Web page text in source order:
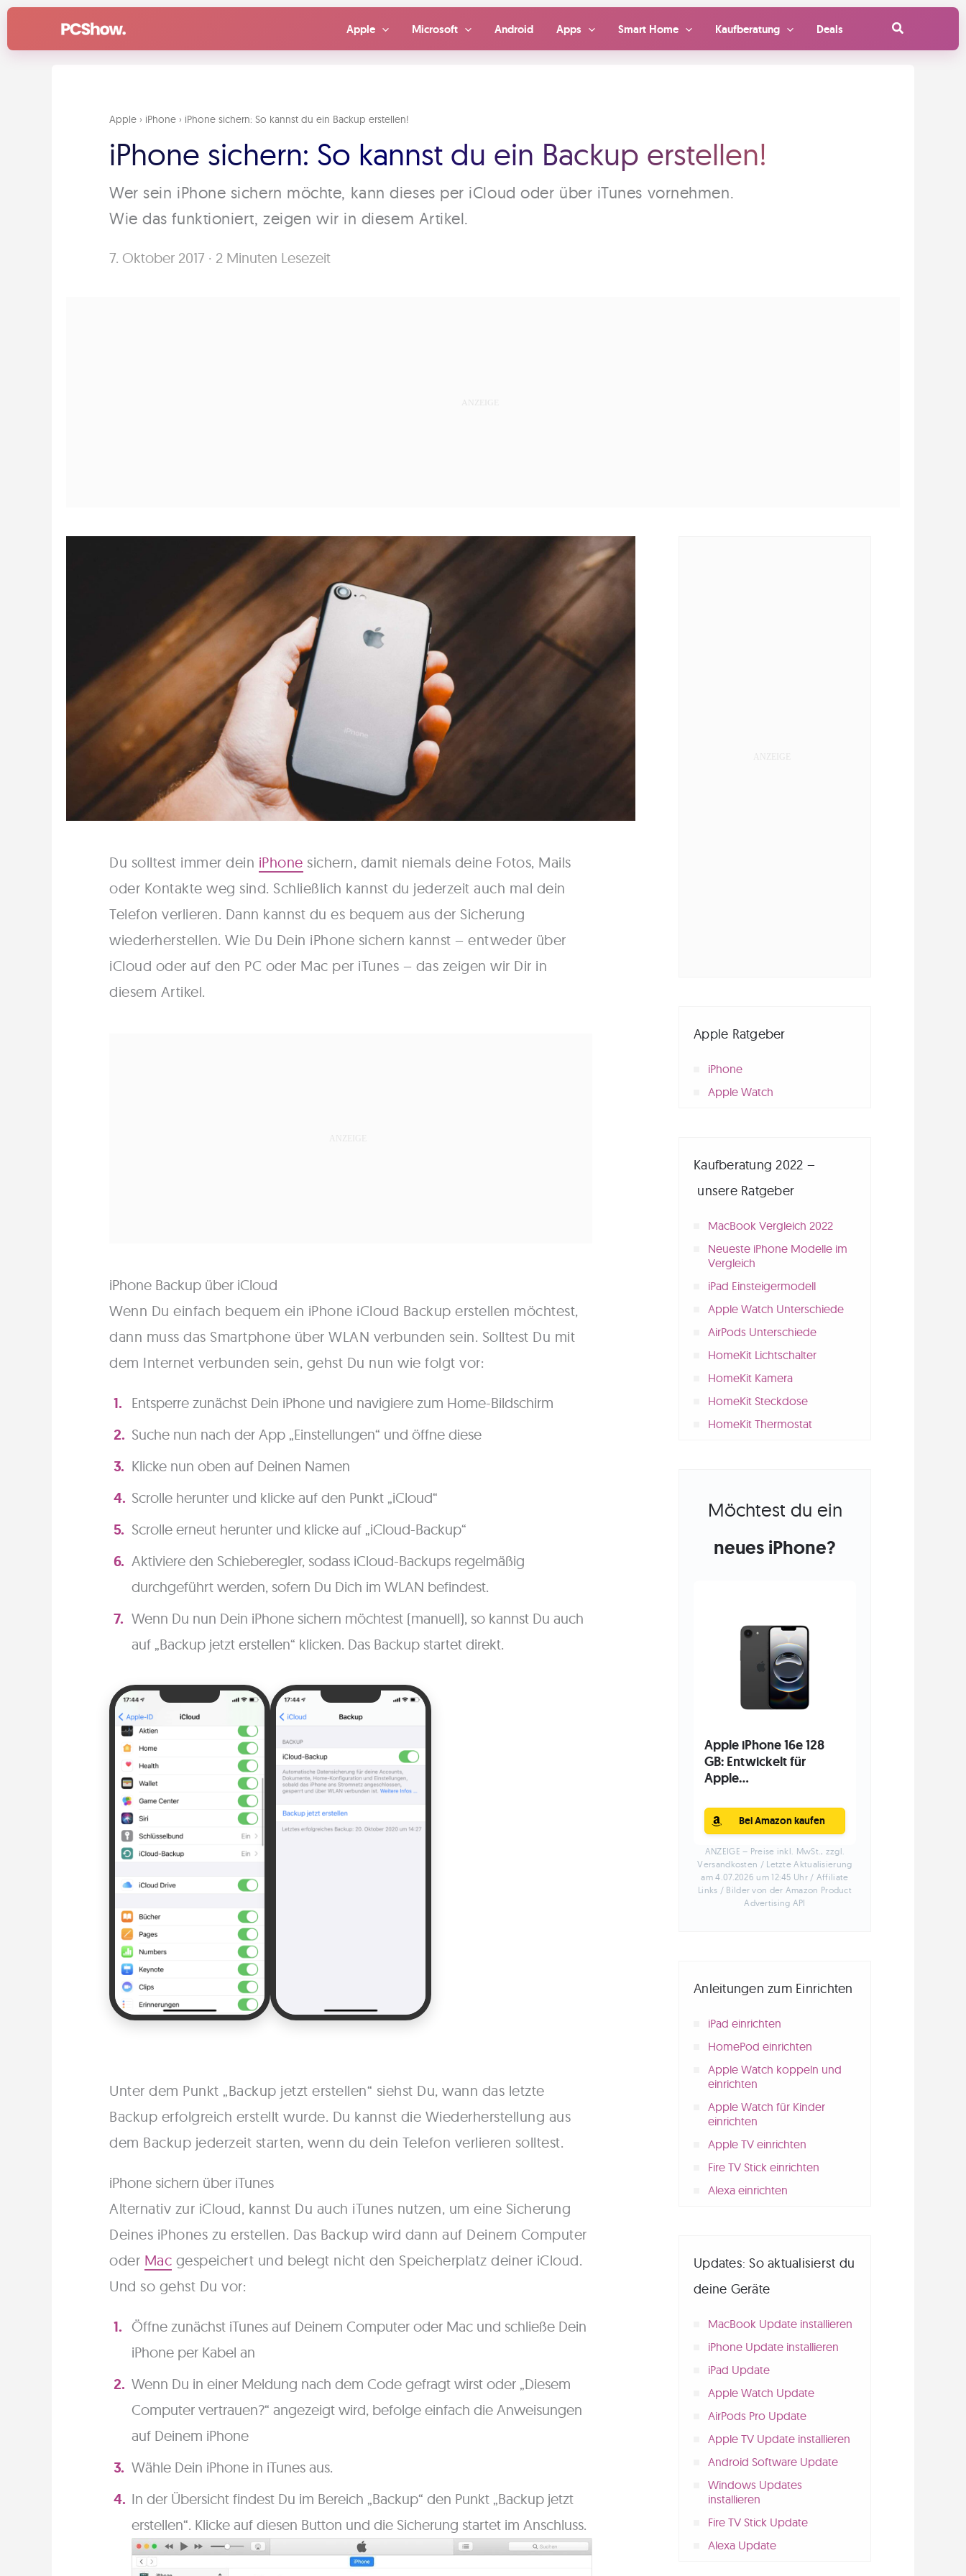
Inhalt
Apple Microsoft Android Apps Smart Home Kaufberatung Deals Suchen
Apple › iPhone › iPhone sichern: So kannst du ein Backup erstellen!
iPhone sichern: So kannst du ein Backup erstellen!
Wer sein iPhone sichern möchte, kann dieses per iCloud oder über iTunes vornehmen.
Wie das funktioniert, zeigen wir in diesem Artikel.
7. Oktober 2017 · 2 Minuten Lesezeit
Du solltest immer dein iPhone sichern, damit niemals deine Fotos, Mails
oder Kontakte weg sind. Schließlich kannst du jederzeit auch mal dein
Telefon verlieren. Dann kannst du es bequem aus der Sicherung
wiederherstellen. Wie Du Dein iPhone sichern kannst – entweder über
iCloud oder auf den PC oder Mac per iTunes – das zeigen wir Dir in
diesem Artikel.
iPhone Backup über iCloud
Wenn Du einfach bequem ein iPhone iCloud Backup erstellen möchtest,
dann muss das Smartphone über WLAN verbunden sein. Solltest Du mit
dem Internet verbunden sein, gehst Du nun wie folgt vor:
Entsperre zunächst Dein iPhone und navigiere zum Home-Bildschirm
Suche nun nach der App „Einstellungen“ und öffne diese
Klicke nun oben auf Deinen Namen
Scrolle herunter und klicke auf den Punkt „iCloud“
Scrolle erneut herunter und klicke auf „iCloud-Backup“
Aktiviere den Schieberegler, sodass iCloud-Backups regelmäßig
durchgeführt werden, sofern Du Dich im WLAN befindest.
Wenn Du nun Dein iPhone sichern möchtest (manuell), so kannst Du auch
auf „Backup jetzt erstellen“ klicken. Das Backup startet direkt.
Unter dem Punkt „Backup jetzt erstellen“ siehst Du, wann das letzte
Backup erfolgreich erstellt wurde. Du kannst die Wiederherstellung aus
dem Backup jederzeit starten, wenn du dein Telefon verlieren solltest.
iPhone sichern über iTunes
Alternativ zur iCloud, kannst Du auch iTunes nutzen, um eine Sicherung
Deines iPhones zu erstellen. Das Backup wird dann auf Deinem Computer
oder Mac gespeichert und belegt nicht den Speicherplatz deiner iCloud.
Und so gehst Du vor:
Öffne zunächst iTunes auf Deinem Computer oder Mac und schließe Dein
iPhone per Kabel an
Wenn Du in einer Meldung nach dem Code gefragt wirst oder „Diesem
Computer vertrauen?“ angezeigt wird, befolge einfach die Anweisungen
auf Deinem iPhone
Wähle Dein iPhone in iTunes aus.
In der Übersicht findest Du im Bereich „Backup“ den Punkt „Backup jetzt
erstellen“. Klicke auf diesen Button und die Sicherung startet im Anschluss.
Apple Ratgeber
iPhone
Apple Watch
Kaufberatung 2022 –
unsere Ratgeber
MacBook Vergleich 2022
Neueste iPhone Modelle im
Vergleich
iPad Einsteigermodell
Apple Watch Unterschiede
AirPods Unterschiede
HomeKit Lichtschalter
HomeKit Kamera
HomeKit Steckdose
HomeKit Thermostat
Möchtest du ein
neues iPhone?
Apple iPhone 16e 128
GB: Entwickelt für
Apple...
Bei Amazon kaufen
ANZEIGE – Preise inkl. MwSt., zzgl.
Versandkosten / Letzte Aktualisierung
am 4.07.2026 um 12:45 Uhr / Affiliate
Links / Bilder von der Amazon Product
Advertising API
Anleitungen zum Einrichten
iPad einrichten
HomePod einrichten
Apple Watch koppeln und
einrichten
Apple Watch für Kinder
einrichten
Apple TV einrichten
Fire TV Stick einrichten
Alexa einrichten
Updates: So aktualisierst du
deine Geräte
MacBook Update installieren
iPhone Update installieren
iPad Update
Apple Watch Update
AirPods Pro Update
Apple TV Update installieren
Android Software Update
Windows Updates
installieren
Fire TV Stick Update
Alexa Update